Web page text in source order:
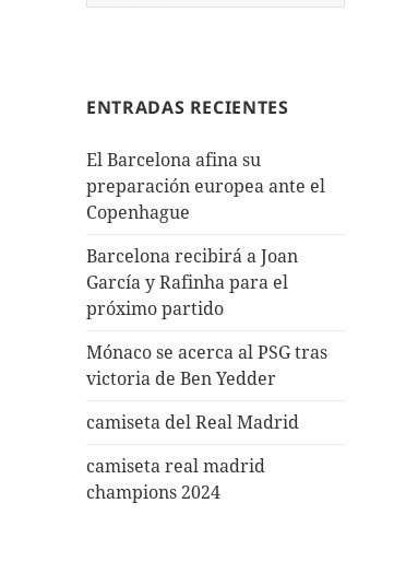
ENTRADAS RECIENTES
El Barcelona afina su
preparación europea ante el
Copenhague
Barcelona recibirá a Joan
García y Rafinha para el
próximo partido
Mónaco se acerca al PSG tras
victoria de Ben Yedder
camiseta del Real Madrid
camiseta real madrid
champions 2024